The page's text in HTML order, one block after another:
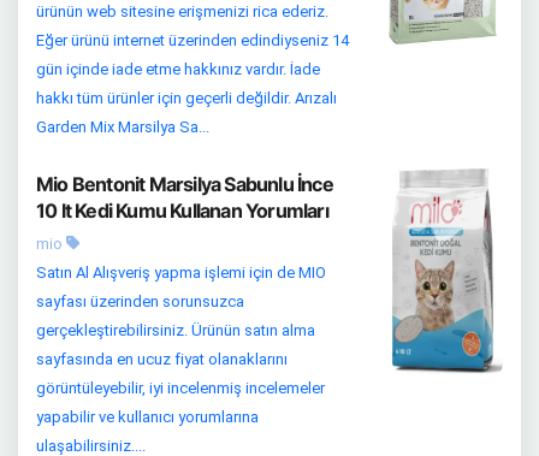
ürünün web sitesine erişmenizi rica ederiz.
Eğer ürünü internet üzerinden edindiyseniz 14
gün içinde iade etme hakkınız vardır. İade
hakkı tüm ürünler için geçerli değildir. Arızalı
Garden Mix Marsilya Sa...
Mio Bentonit Marsilya Sabunlu İnce
10 lt Kedi Kumu Kullanan Yorumları
mio
Satın Al Alışveriş yapma işlemi için de MIO
sayfası üzerinden sorunsuzca
gerçekleştirebilirsiniz. Ürünün satın alma
sayfasında en ucuz fiyat olanaklarını
görüntüleyebilir, iyi incelenmiş incelemeler
yapabilir ve kullanıcı yorumlarına
ulaşabilirsiniz....